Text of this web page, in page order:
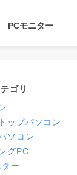
PCモニター
ゴリ
ップパソコン
ソコン
グPC
ー